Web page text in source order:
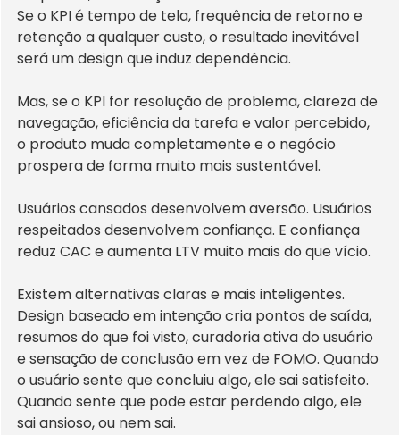
Se o KPI é tempo de tela, frequência de retorno e
retenção a qualquer custo, o resultado inevitável
será um design que induz dependência.
Mas, se o KPI for resolução de problema, clareza de
navegação, eficiência da tarefa e valor percebido,
o produto muda completamente e o negócio
prospera de forma muito mais sustentável.
Usuários cansados desenvolvem aversão. Usuários
respeitados desenvolvem confiança. E confiança
reduz CAC e aumenta LTV muito mais do que vício.
Existem alternativas claras e mais inteligentes.
Design baseado em intenção cria pontos de saída,
resumos do que foi visto, curadoria ativa do usuário
e sensação de conclusão em vez de FOMO. Quando
o usuário sente que concluiu algo, ele sai satisfeito.
Quando sente que pode estar perdendo algo, ele
sai ansioso, ou nem sai.